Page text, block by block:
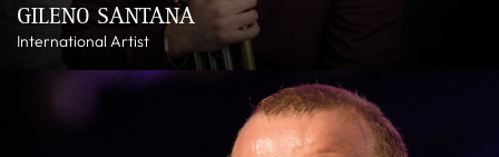
GILENO SANTANA
International Artist